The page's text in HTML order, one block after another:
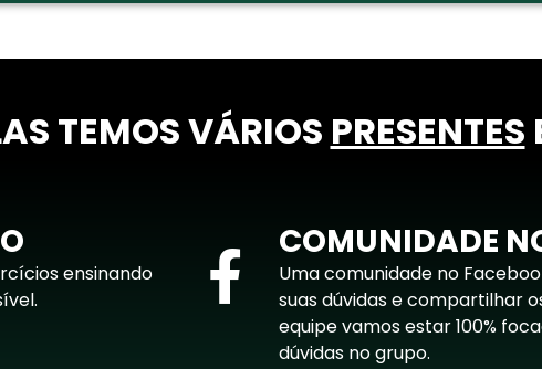
TEMOS VÁRIOS PRESENTES
ensinando
COMUNIDADE
Uma comunidade no
suas dúvidas e compartilhar
equipe vamos estar 100%
dúvidas no grupo.